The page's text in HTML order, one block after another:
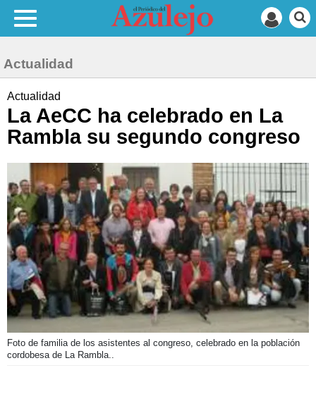
Actualidad
Actualidad
La AeCC ha celebrado en La
Rambla su segundo congreso
Foto de familia de los asistentes al congreso, celebrado en la población
cordobesa de La Rambla..